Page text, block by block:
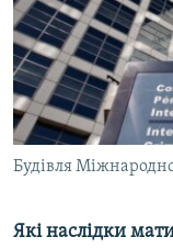
ВІДЕОУРОКИ
СВІДЧЕННЯ
УКРАЇНСЬКА
ІНФОГРАФІКА
Русский
Qırımtatar
ДОЛУЧАЙСЯ!
Усі сайти RFE/
Будівля
Які наслідки